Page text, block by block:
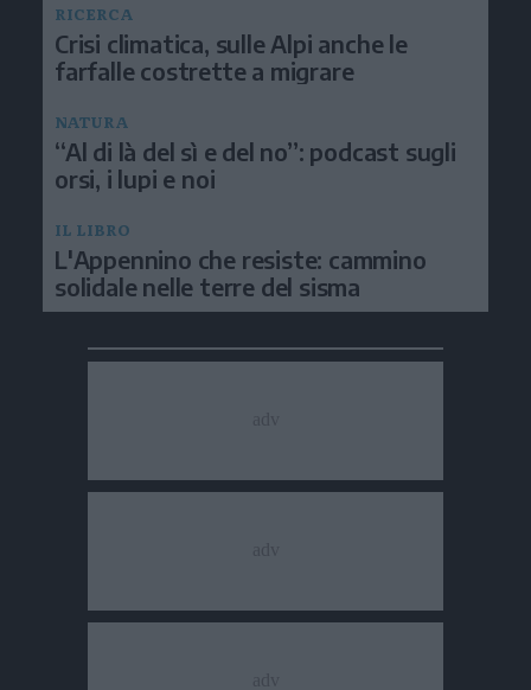
RICERCA
Crisi climatica, sulle Alpi anche le
farfalle costrette a migrare
NATURA
“Al di là del sì e del no”: podcast sugli
orsi, i lupi e noi
IL LIBRO
L'Appennino che resiste: cammino
solidale nelle terre del sisma